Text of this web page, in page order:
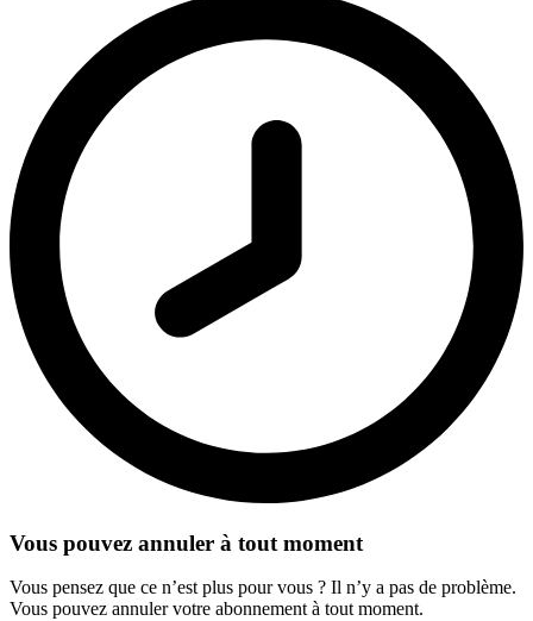
Vous pouvez annuler à tout moment
Vous pensez que ce n’est plus pour vous ? Il n’y a pas de problème.
Vous pouvez annuler votre abonnement à tout moment.